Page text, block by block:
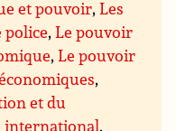
et pouvoir,Les
police,Le pouvoir
,Le pouvoir
,
et du
international,